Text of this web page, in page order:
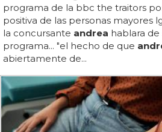
programa de la bbc the traitors
positiva de las personas mayores
la concursante andrea hablara
programa... "el hecho de que
abiertamente de...